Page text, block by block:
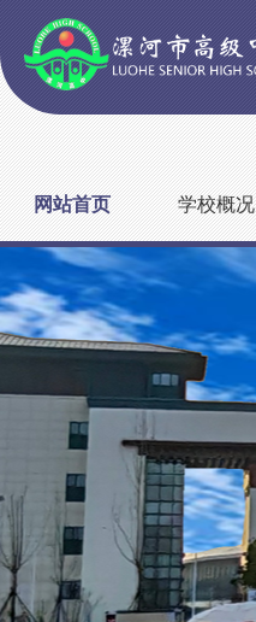
网站首页 学校概况